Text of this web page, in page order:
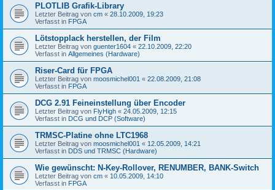
PLOTLIB Grafik-Library
Letzter Beitrag von cm « 28.10.2009, 19:23
Verfasst in FPGA
Lötstopplack herstellen, der Film
Letzter Beitrag von guenter1604 « 22.10.2009, 22:20
Verfasst in Allgemeines (Hardware)
Riser-Card für FPGA
Letzter Beitrag von moosmichel001 « 22.08.2009, 21:08
Verfasst in FPGA
DCG 2.91 Feineinstellung über Encoder
Letzter Beitrag von FlyHigh « 24.05.2009, 12:15
Verfasst in DCG und DCP (Software)
TRMSC-Platine ohne LTC1968
Letzter Beitrag von moosmichel001 « 12.05.2009, 14:21
Verfasst in DDS und TRMSC (Hardware)
Wie gewünscht: N-Key-Rollover, RENUMBER, BANK-Switch
Letzter Beitrag von cm « 10.05.2009, 14:10
Verfasst in FPGA